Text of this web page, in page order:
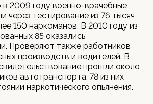
2009 году военно-врачебные
через тестирование из 76 тысяч
150 наркоманов. В 2010 году из
85 оказались
Проверяют также работников
производств и водителей. В
прошли около
автотранспорта, 78 из них
наркотического опьянения.